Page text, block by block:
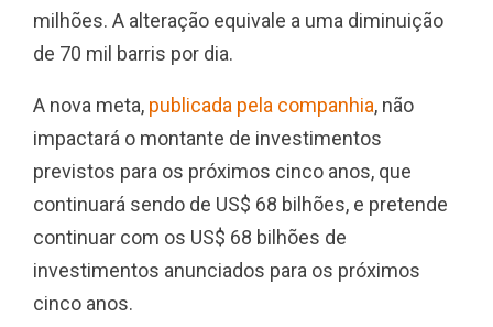
milhões. A alteração equivale a uma diminuição
de 70 mil barris por dia.
A nova meta, publicada pela companhia, não
impactará o montante de investimentos
previstos para os próximos cinco anos, que
continuará sendo de US$ 68 bilhões, e pretende
continuar com os US$ 68 bilhões de
investimentos anunciados para os próximos
cinco anos.